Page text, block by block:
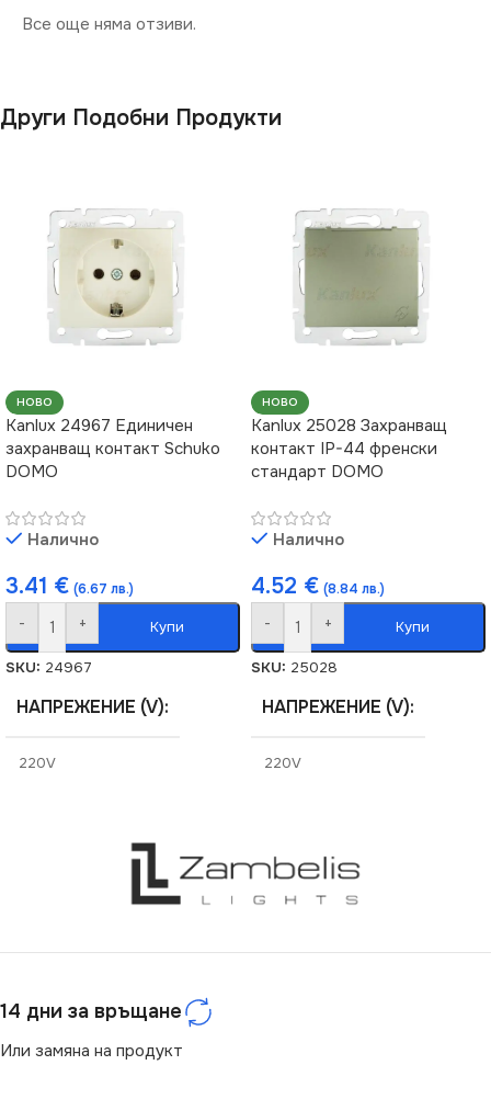
Все още няма отзиви.
Други Подобни Продукти
НОВО
Kanlux 24967 Единичен
захранващ контакт Schuko
DOMO
Налично
3.41 € (6.67 лв.)
- + Купи
SKU: 24967
НАПРЕЖЕНИЕ (V)
220V
ЦВЯТ Перлено Бяло
НОВО
Kanlux 25028 Захранващ
контакт IP-44 френски
стандарт DOMO
Налично
4.52 € (8.84 лв.)
- + Купи
SKU: 25028
НАПРЕЖЕНИЕ (V)
220V
IP44
14 дни за връщане
Или замяна на продукт